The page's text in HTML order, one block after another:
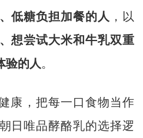
低糖负担加餐的人 ，以
想尝试大米和牛乳双重
验的人 。
康，把每一口食物当作
日唯品酵酪乳的选择逻